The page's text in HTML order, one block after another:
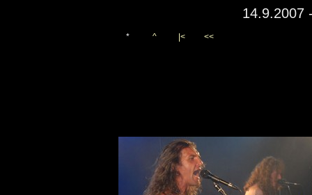
14.9.2007
* ^ |< <<